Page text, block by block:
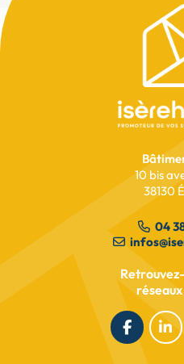
Avancement
10 bis
38130
04